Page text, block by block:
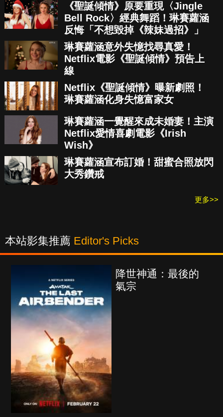
《聖誕傾情》原要重現〈Jingle
Bell Rock〉經典舞蹈！琳賽蘿涵
反悔「不想毀掉《辣妹過招》」
琳賽蘿涵意外失憶找尋真愛！
Netflix電影《聖誕傾情》預告上
線
Netflix《聖誕傾情》曝新劇照！
琳賽蘿涵化身失憶富家女
琳賽蘿涵一覺醒來成未婚妻！主演
Netflix愛情喜劇電影《Irish
Wish》
琳賽蘿涵宣布訂婚！甜蜜合照放閃
大秀鑽戒
更多>>
本站影集推薦 Editor's Picks
降世神通：最後的
氣宗